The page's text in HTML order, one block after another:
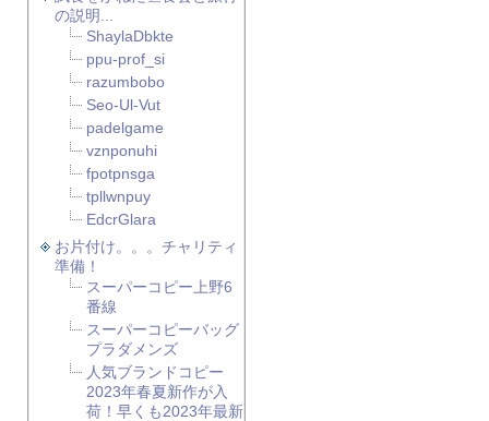
の説明...
ShaylaDbkte
ppu-prof_si
razumbobo
Seo-Ul-Vut
padelgame
vznponuhi
fpotpnsga
tpllwnpuy
EdcrGlara
お片付け。。。チャリティ
準備！
スーパーコピー上野6
番線
スーパーコピーバッグ
プラダメンズ
人気ブランドコピー
2023年春夏新作が入
荷！早くも2023年最新